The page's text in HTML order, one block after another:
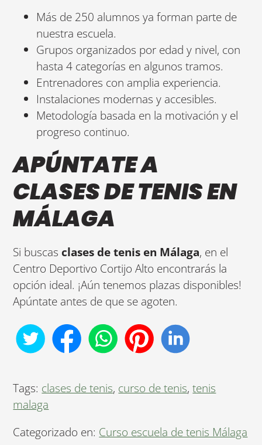
Más de 250 alumnos ya forman parte de
nuestra escuela.
Grupos organizados por edad y nivel, con
hasta 4 categorías en algunos tramos.
Entrenadores con amplia experiencia.
Instalaciones modernas y accesibles.
Metodología basada en la motivación y el
progreso continuo.
APÚNTATE A
CLASES DE TENIS EN
MÁLAGA
Si buscas clases de tenis en Málaga, en el
Centro Deportivo Cortijo Alto encontrarás la
opción ideal. ¡Aún tenemos plazas disponibles!
Apúntate antes de que se agoten.
Tags: clases de tenis, curso de tenis,tenis
malaga
Categorizado en: Curso escuela de tenis Málaga